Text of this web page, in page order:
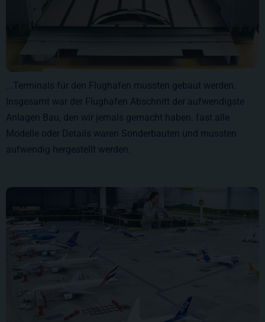
...Terminals für den Flughafen mussten gebaut werden.
Insgesamt war der Flughafen Abschnitt der aufwendigste
Anlagen Bau, den wir jemals gemacht haben. fast alle
Modelle oder Details waren Sonderbauten und mussten
aufwendig hergestellt werden.